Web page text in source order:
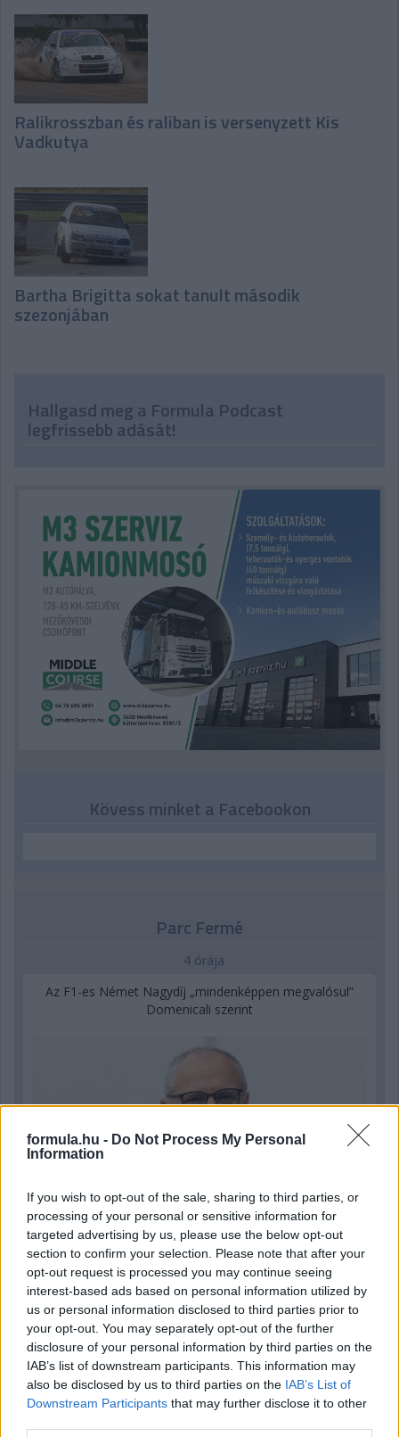
formula.hu - Do Not Process My Personal
Information
If you wish to opt-out of the sale, sharing to third parties, or
processing of your personal or sensitive information for
targeted advertising by us, please use the below opt-out
section to confirm your selection. Please note that after your
opt-out request is processed you may continue seeing
interest-based ads based on personal information utilized by
us or personal information disclosed to third parties prior to
your opt-out. You may separately opt-out of the further
disclosure of your personal information by third parties on the
IAB’s list of downstream participants. This information may
also be disclosed by us to third parties on the IAB’s List of
Downstream Participants that may further disclose it to other
Ralikrosszban és raliban is versenyzett Kis
Vadkutya
Bartha Brigitta sokat tanult második
szezonjában
Hallgasd meg a Formula Podcast
legfrissebb adását!
Kövess minket a Facebookon
Parc Fermé
4 órája
Az F1-es Német Nagydíj „mindenképpen megvalósul”
Domenicali szerint
8 órája
„Jó látni, hogy közel az álom” – Camara az F1-es
pletykákról